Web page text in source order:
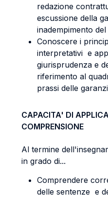
redazione
escussione della
inadempimento
Conoscere i
interpretativi e
giurisprudenza e
riferimento al
prassi delle
CAPACITA' DI
COMPRENSIONE
Al termine
in grado di...
Comprendere
delle sentenze e